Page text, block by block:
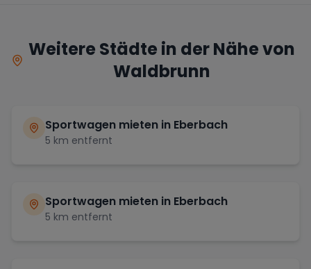
Weitere Städte in der Nähe von
Waldbrunn
Sportwagen mieten in Eberbach
5 km entfernt
Sportwagen mieten in Eberbach
5 km entfernt